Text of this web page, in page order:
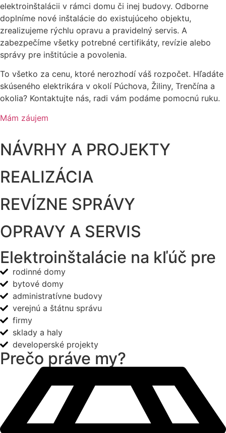
elektroinštalácii v rámci domu či inej budovy. Odborne
doplníme nové inštalácie do existujúceho objektu,
zrealizujeme rýchlu opravu a pravidelný servis. A
zabezpečíme všetky potrebné certifikáty, revízie alebo
správy pre inštitúcie a povolenia.
To všetko za cenu, ktoré nerozhodí váš rozpočet. Hľadáte
skúseného elektrikára v okolí Púchova, Žiliny, Trenčína a
okolia? Kontaktujte nás, radi vám podáme pomocnú ruku.
Mám záujem
NÁVRHY A PROJEKTY
REALIZÁCIA
REVÍZNE SPRÁVY
OPRAVY A SERVIS
Elektroinštalácie na kľúč pre
rodinné domy
bytové domy
administratívne budovy
verejnú a štátnu správu
firmy
sklady a haly
developerské projekty
Prečo práve my?